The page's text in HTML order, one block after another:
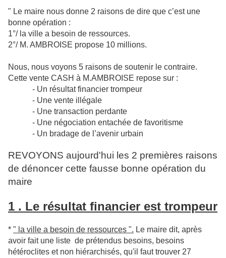
" Le maire nous donne 2 raisons de dire que c’est une
bonne opération :
1°/ la ville a besoin de ressources.
2°/ M. AMBROISE propose 10 millions.
Nous, nous voyons 5 raisons de soutenir le contraire.
Cette vente CASH à M.AMBROISE repose sur :
- Un résultat financier trompeur
- Une vente illégale
- Une transaction perdante
- Une négociation entachée de favoritisme
- Un bradage de l’avenir urbain
REVOYONS aujourd'hui les 2 premières raisons
de dénoncer cette fausse bonne opération du
maire
1 . Le résultat financier est trompeur
* " la ville a besoin de ressources ". Le maire dit, après
avoir fait une liste de prétendus besoins, besoins
hétéroclites et non hiérarchisés, qu'il faut trouver 27